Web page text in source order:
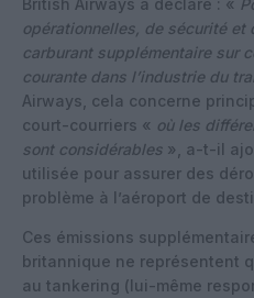
opérationnelles, de sécurité et
carburant supplémentaire sur
courante dans l’industrie du
Airways, cela concerne
court-courriers « où les
sont considérables », a-t-il
utilisée pour assurer des
problème à l’aéroport de
Ces émissions
britannique ne représentent
au tankering (lui-même